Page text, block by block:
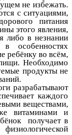
не избежать.
с ситуациями,
питания
этого явления,
либо в незнании
особенностях
ребёнку во всём,
Необходимо
продукты не
разрабатывают
каждого
веществами,
витаминами и
получает в